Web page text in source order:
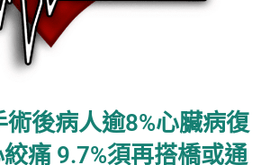
後病人逾8%心臟病復
痛 9.7%須再搭橋或通